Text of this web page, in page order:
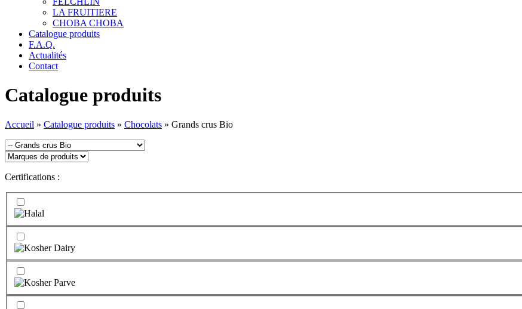
LA FRUITIERE
CHOBA CHOBA
Catalogue produits
F.A.Q.
Actualités
Contact
Catalogue produits
Accueil » Catalogue produits » Chocolats » Grands crus Bio
Certifications :